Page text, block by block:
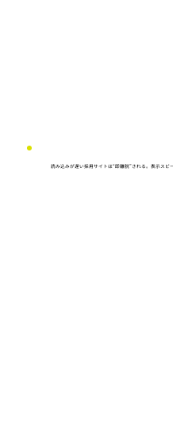
読み込みが遅い採用サイトは“即離脱”される。表示スピ